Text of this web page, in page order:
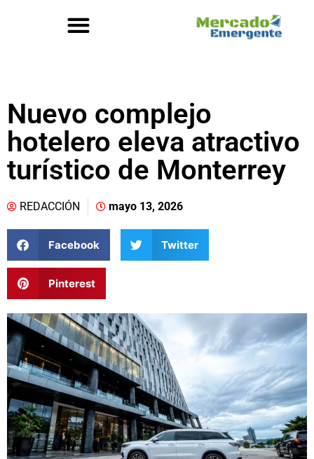
Nuevo complejo
hotelero eleva atractivo
turístico de Monterrey
REDACCIÓN mayo 13, 2026
Facebook Twitter
Pinterest